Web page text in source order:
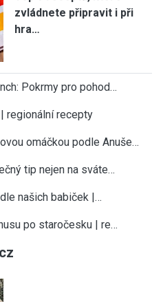
zvládnete připravit i při
hra…
Pokrmy pro pohod…
regionální recepty
omáčkou podle Anuše…
tip nejen na sváte…
našich babiček |…
po staročesku | re…